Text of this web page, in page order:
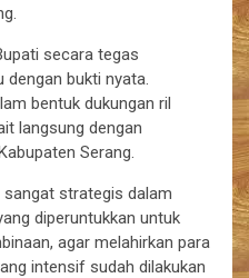
secara tegas
bukti nyata.
bentuk dukungan ril
langsung dengan
Serang.
sangat strategis dalam
diperuntukkan untuk
agar melahirkan para
intensif sudah dilakukan